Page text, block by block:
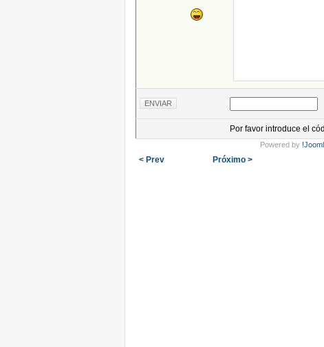
Por favor introduce el
Powered by
< Prev Próximo >